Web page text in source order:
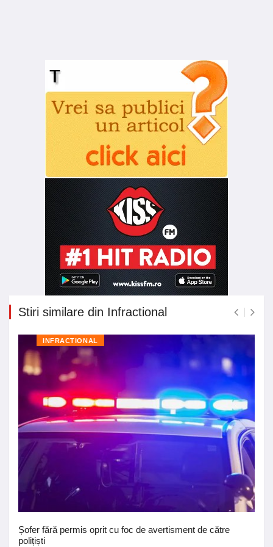
Stiri similare din Infractional
INFRACTIONAL
Șofer fără permis oprit cu foc de avertisment de către
polițiști